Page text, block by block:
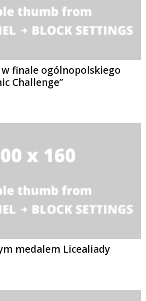
w finale ogólnopolskiego
Challenge”
medalem Licealiady